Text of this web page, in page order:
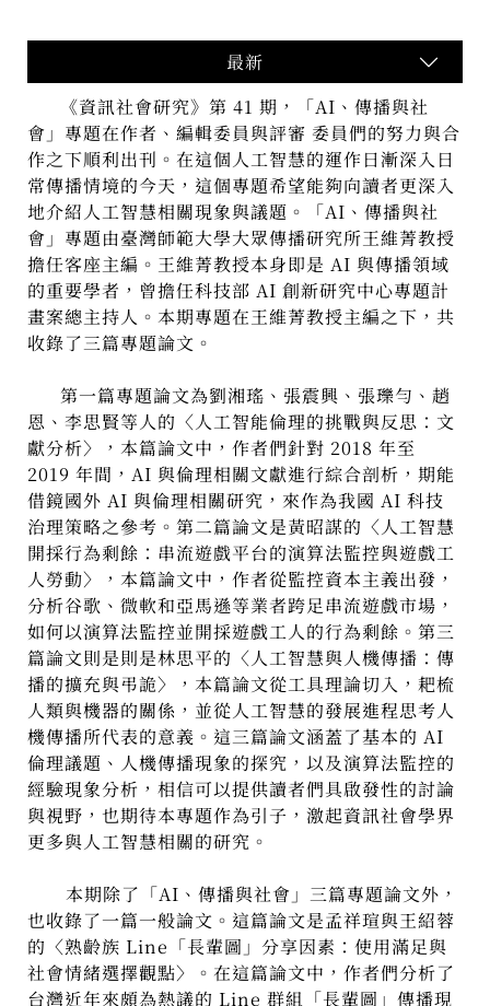
最新
《資訊社會研究》第 41 期，「AI、傳播與社
會」專題在作者、編輯委員與評審 委員們的努力與合
作之下順利出刊。在這個人工智慧的運作日漸深入日
常傳播情境的今天，這個專題希望能夠向讀者更深入
地介紹人工智慧相關現象與議題。「AI、傳播與社
會」專題由臺灣師範大學大眾傳播研究所王維菁教授
擔任客座主編。王維菁教授本身即是 AI 與傳播領域
的重要學者，曾擔任科技部 AI 創新研究中心專題計
畫案總主持人。本期專題在王維菁教授主編之下，共
收錄了三篇專題論文。
第一篇專題論文為劉湘瑤、張震興、張瓅勻、趙
恩、李思賢等人的〈人工智能倫理的挑戰與反思：文
獻分析〉，本篇論文中，作者們針對 2018 年至
2019 年間，AI 與倫理相關文獻進行綜合剖析，期能
借鏡國外 AI 與倫理相關研究，來作為我國 AI 科技
治理策略之參考。第二篇論文是黃昭謀的〈人工智慧
開採行為剩餘：串流遊戲平台的演算法監控與遊戲工
人勞動〉，本篇論文中，作者從監控資本主義出發，
分析谷歌、微軟和亞馬遜等業者跨足串流遊戲市場，
如何以演算法監控並開採遊戲工人的行為剩餘。第三
篇論文則是則是林思平的〈人工智慧與人機傳播：傳
播的擴充與弔詭〉，本篇論文從工具理論切入，耙梳
人類與機器的關係，並從人工智慧的發展進程思考人
機傳播所代表的意義。這三篇論文涵蓋了基本的 AI
倫理議題、人機傳播現象的探究，以及演算法監控的
經驗現象分析，相信可以提供讀者們具啟發性的討論
與視野，也期待本專題作為引子，激起資訊社會學界
更多與人工智慧相關的研究。
本期除了「AI、傳播與社會」三篇專題論文外，
也收錄了一篇一般論文。這篇論文是孟祥瑄與王紹蓉
的〈熟齡族 Line「長輩圖」分享因素：使用滿足與
社會情緒選擇觀點〉。在這篇論文中，作者們分析了
台灣近年來頗為熱議的 Line 群組「長輩圖」傳播現